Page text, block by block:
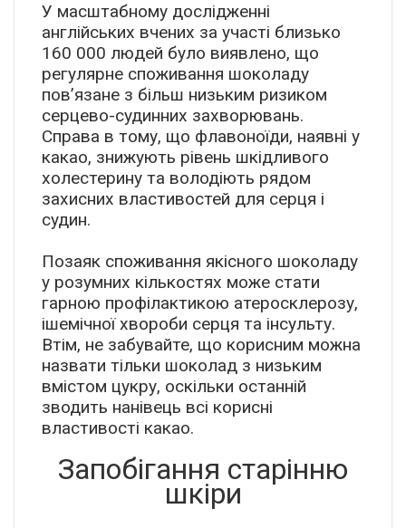
У масштабному дослідженні
англійських вчених за участі близько
160 000 людей було виявлено, що
регулярне споживання шоколаду
пов’язане з більш низьким ризиком
серцево-судинних захворювань.
Справа в тому, що флавоноїди, наявні у
какао, знижують рівень шкідливого
холестерину та володіють рядом
захисних властивостей для серця і
судин.
Позаяк споживання якісного шоколаду
у розумних кількостях може стати
гарною профілактикою атеросклерозу,
ішемічної хвороби серця та інсульту.
Втім, не забувайте, що корисним можна
назвати тільки шоколад з низьким
вмістом цукру, оскільки останній
зводить нанівець всі корисні
властивості какао.
Запобігання старінню
шкіри